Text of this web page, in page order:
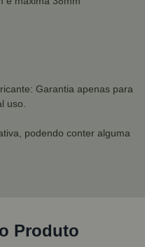
Garantia apenas para
uso.
podendo conter alguma
Produto